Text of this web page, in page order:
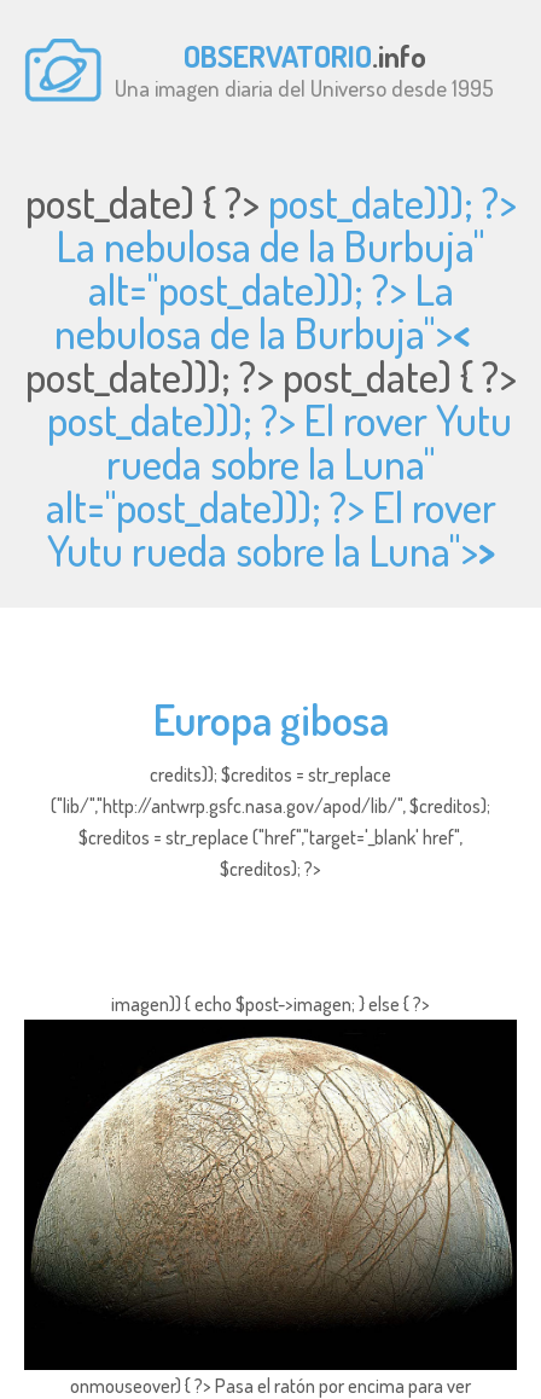
OBSERVATORIO.info
Una imagen diaria del Universo desde 1995
post_date) { ?> post_date))); ?>
La nebulosa de la Burbuja"
alt="post_date))); ?> La
nebulosa de la Burbuja"><
post_date))); ?> post_date) { ?>
post_date))); ?> El rover Yutu
rueda sobre la Luna"
alt="post_date))); ?> El rover
Yutu rueda sobre la Luna">>
Europa gibosa
credits)); $creditos = str_replace
("lib/","http://antwrp.gsfc.nasa.gov/apod/lib/", $creditos);
$creditos = str_replace ("href","target='_blank' href",
$creditos); ?>
imagen)) { echo $post->imagen; } else { ?>
onmouseover) { ?> Pasa el ratón por encima para ver